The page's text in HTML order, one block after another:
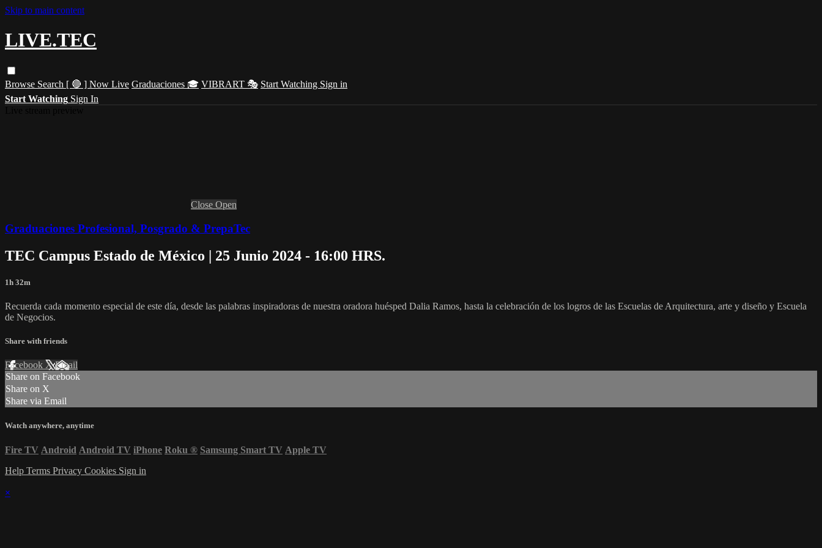
Skip to main content
LIVE.TEC
Browse Search [ 🔴 ] Now Live Graduaciones 🎓 VIBRART 🎭 Start Watching Sign in
Start Watching Sign In
Close Open
Graduaciones Profesional, Posgrado & PrepaTec
TEC Campus Estado de México | 25 Junio 2024 - 16:00 HRS.
1h 32m
Recuerda cada momento especial de este día, desde las palabras inspiradoras de nuestra oradora huésped Dalia Ramos, hasta la celebración de los logros de las Escuelas de Arquitectura, arte y diseño y Escuela
de Negocios.
Share with friends
Facebook XEmail
Share on Facebook
Share on X
Share via Email
Watch anywhere, anytime
Fire TV Android Android TV iPhone Roku ® Samsung Smart TV Apple TV
Help Terms Privacy Cookies Sign in
×